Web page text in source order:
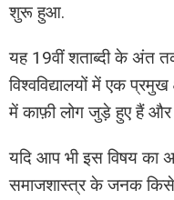
शुरू हुआ.
यह 19वीं शताब्दी के अंत
विश्वविद्यालयों में एक
में काफ़ी लोग जुड़े हुए हैं
यदि आप भी इस विषय
समाजशास्त्र के जनक किसे